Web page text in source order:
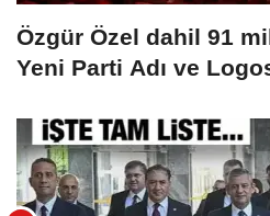
Özgür Özel dahil 91
Yeni Parti Adı ve